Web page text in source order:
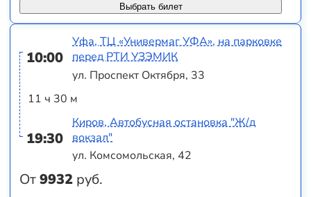
Выбрать билет
10:00
11 ч 30 м
19:30
От9932 руб.
Уфа, ТЦ «Универмаг УФА», на парковке
перед РТИ УЗЭМИК
ул. Проспект Октября, 33
Киров, Автобусная остановка "Ж/д
вокзал"
ул. Комсомольская, 42